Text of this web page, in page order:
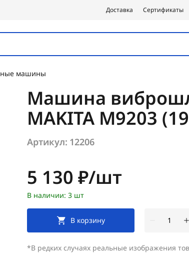
Доставка Сертификаты
машины
Машина
MAKITA M9203
Артикул: 12206
Цена:
5 130 ₽/шт
В наличии: 3 шт
В корзину
*В редких случаях реальные изображения